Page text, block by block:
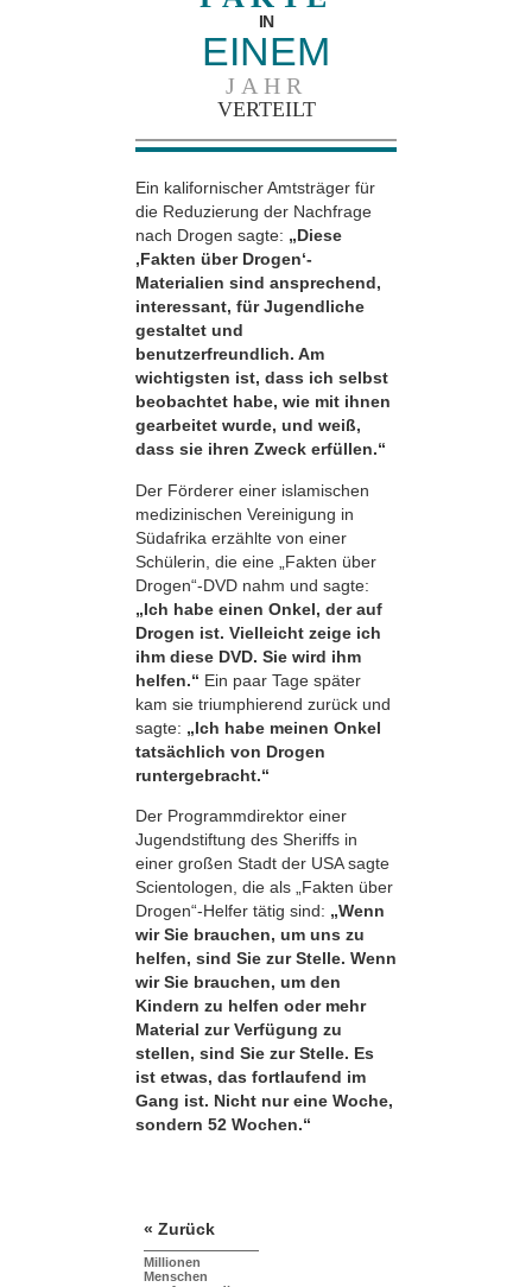
IN
EINEM
JAHR
VERTEILT
Ein kalifornischer Amtsträger für
die Reduzierung der Nachfrage
nach Drogen sagte: „Diese
‚Fakten über Drogen‘-
Materialien sind ansprechend,
interessant, für Jugendliche
gestaltet und
benutzerfreundlich. Am
wichtigsten ist, dass ich selbst
beobachtet habe, wie mit ihnen
gearbeitet wurde, und weiß,
dass sie ihren Zweck erfüllen.“
Der Förderer einer islamischen
medizinischen Vereinigung in
Südafrika erzählte von einer
Schülerin, die eine „Fakten über
Drogen“-DVD nahm und sagte:
„Ich habe einen Onkel, der auf
Drogen ist. Vielleicht zeige ich
ihm diese DVD. Sie wird ihm
helfen.“ Ein paar Tage später
kam sie triumphierend zurück und
sagte: „Ich habe meinen Onkel
tatsächlich von Drogen
runtergebracht.“
Der Programmdirektor einer
Jugendstiftung des Sheriffs in
einer großen Stadt der USA sagte
Scientologen, die als „Fakten über
Drogen“-Helfer tätig sind: „Wenn
wir Sie brauchen, um uns zu
helfen, sind Sie zur Stelle. Wenn
wir Sie brauchen, um den
Kindern zu helfen oder mehr
Material zur Verfügung zu
stellen, sind Sie zur Stelle. Es
ist etwas, das fortlaufend im
Gang ist. Nicht nur eine Woche,
sondern 52 Wochen.“
« Zurück
Millionen
Menschen